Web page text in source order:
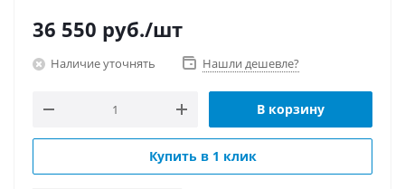
36 550 руб./шт
Наличие уточнять Нашли дешевле?
В корзину
Купить в 1 клик